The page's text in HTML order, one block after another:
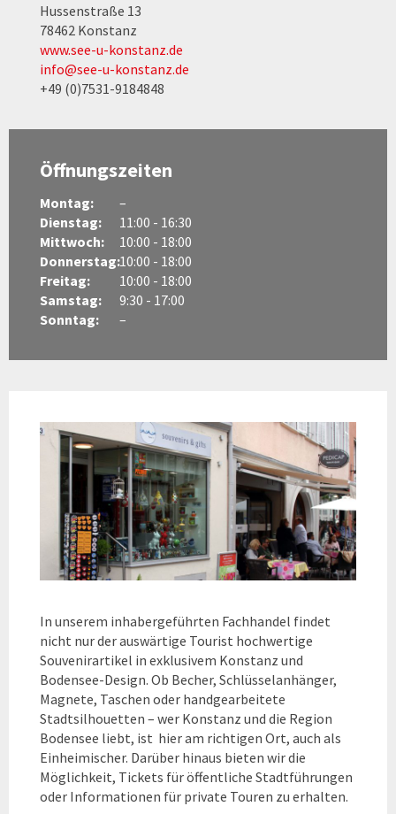
In unserem inhabergeführten Fachhandel findet
nicht nur der auswärtige Tourist hochwertige
Souvenirartikel in exklusivem Konstanz und
Bodensee-Design. Ob Becher, Schlüsselanhänger,
Magnete, Taschen oder handgearbeitete
Stadtsilhouetten – wer Konstanz und die Region
Bodensee liebt, ist hier am richtigen Ort, auch als
Einheimischer. Darüber hinaus bieten wir die
Möglichkeit, Tickets für öffentliche Stadtführungen
oder Informationen für private Touren zu erhalten.
Hussenstraße 13
78462 Konstanz
www.see-u-konstanz.de
info@see-u-konstanz.de
+49 (0)7531-9184848
Öffnungszeiten
Montag:
–
Dienstag:
11:00 - 16:30
Mittwoch:
10:00 - 18:00
Donnerstag:10:00 - 18:00
Freitag:
10:00 - 18:00
Samstag:
9:30 - 17:00
Sonntag:
–